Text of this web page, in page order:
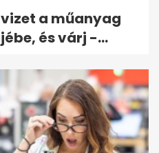
a műanyag
és várj -...